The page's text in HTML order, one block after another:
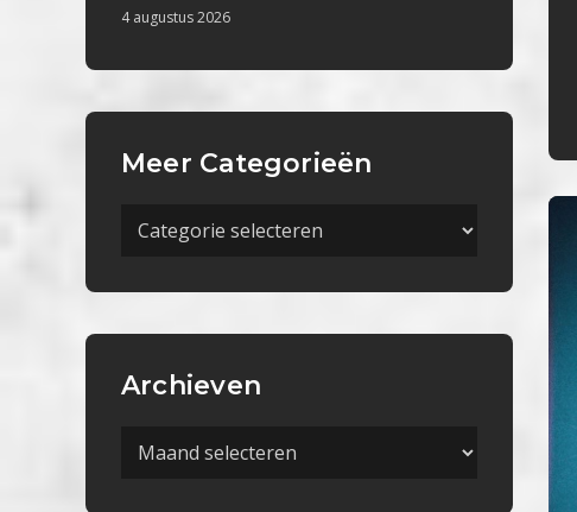
4 augustus 2026
Meer Categorieën
Meer
Archieven
Archieven